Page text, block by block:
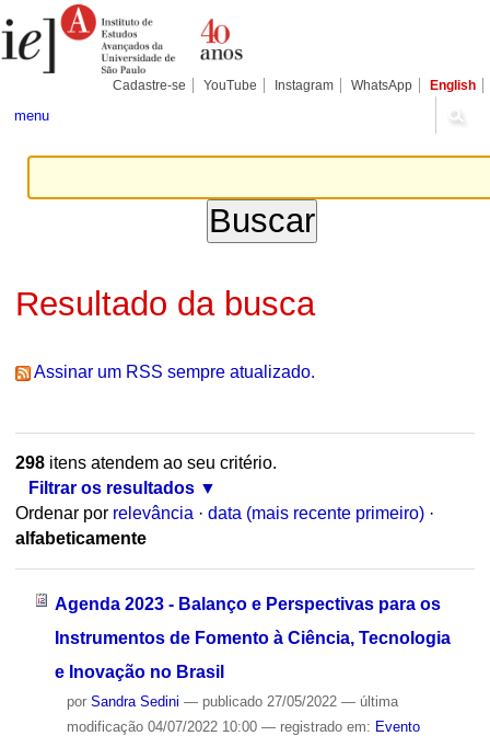
para
conteúdo.
Pessoais
Cadastre-se YouTube Instagram WhatsApp English
menu
Resultado da busca
Assinar um RSS sempre atualizado.
298itens atendem ao seu critério.
Filtrar os resultados
Ordenar por relevância · data (mais recente primeiro) ·
alfabeticamente
Agenda 2023 - Balanço e Perspectivas para os
Instrumentos de Fomento à Ciência, Tecnologia
e Inovação no Brasil
por Sandra Sedini — publicado27/05/2022 — última
modificação04/07/2022 10:00 — registrado em: Evento